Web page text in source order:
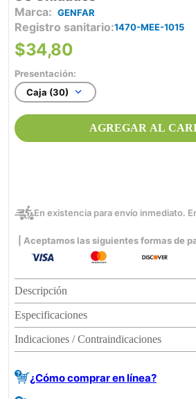
GENFAR
Registro sanitario 1470-MEE-1015
$34,80
Presentación:
Caja (30)
AGREGAR AL
En existencia para envío inmediato.
| Aceptamos las siguientes formas de
Descripción
Especificaciones
Indicaciones / Contraindicaciones
¿Cómo comprar en línea?